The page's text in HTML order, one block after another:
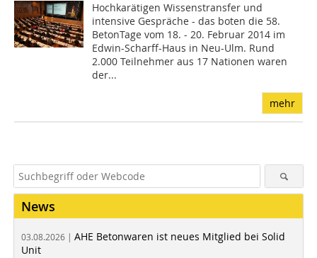
Hochkarätigen Wissenstransfer und
intensive Gespräche - das boten die 58.
BetonTage vom 18. - 20. Februar 2014 im
Edwin-Scharff-Haus in Neu-Ulm. Rund
2.000 Teilnehmer aus 17 Nationen waren
der...
mehr
News
03.08.2026 | AHE Betonwaren ist neues Mitglied bei Solid
Unit